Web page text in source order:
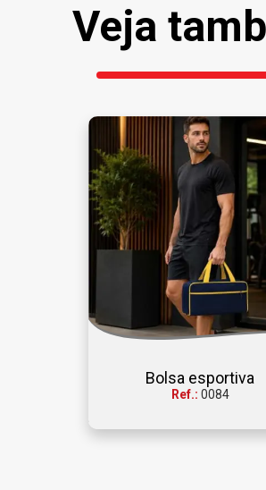
Veja
Bolsa esportiva
Ref.: 0084